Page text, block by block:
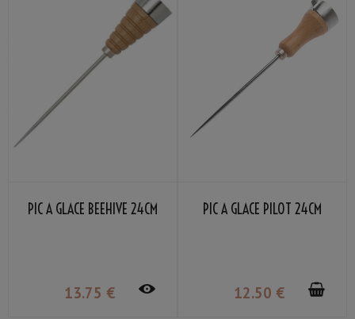
PIC À GLACE BEEHIVE 24CM
13.75 €
PIC À GLACE PILOT 24CM
12.50 €